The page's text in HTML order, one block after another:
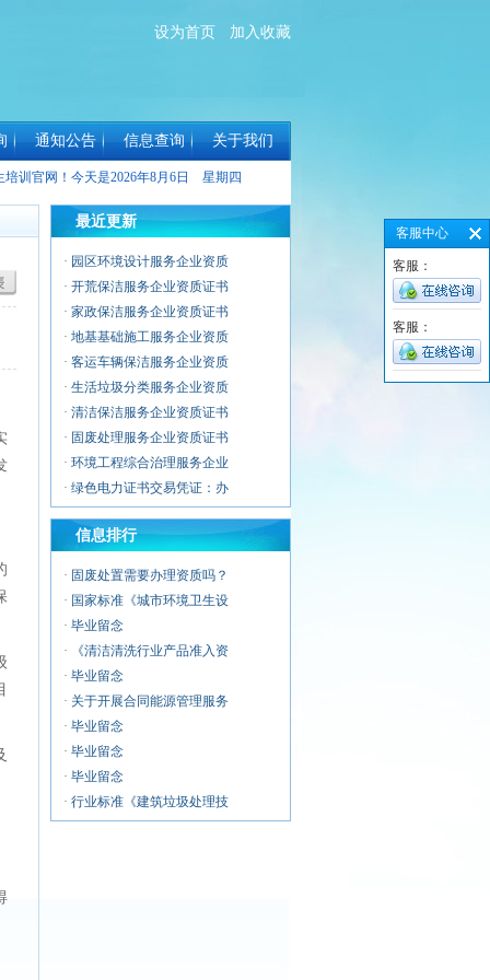
设为首页 加入收藏
通知公告 信息查询 关于我们
训官网！今天是2026年8月6日 星期四
最近更新
· 园区环境设计服务企业资质
· 开荒保洁服务企业资质证书
· 家政保洁服务企业资质证书
· 地基基础施工服务企业资质
· 客运车辆保洁服务企业资质
· 生活垃圾分类服务企业资质
· 清洁保洁服务企业资质证书
· 固废处理服务企业资质证书
· 环境工程综合治理服务企业
· 绿色电力证书交易凭证：办
警用无人机服务企业资质证
信息排行
· 固废处置需要办理资质吗？
· 国家标准《城市环境卫生设
· 毕业留念
·
《清洁清洗行业产品准入资
· 毕业留念
· 关于开展合同能源管理服务
· 毕业留念
· 毕业留念
· 毕业留念
· 行业标准《建筑垃圾处理技
客服中心
客服：
客服：